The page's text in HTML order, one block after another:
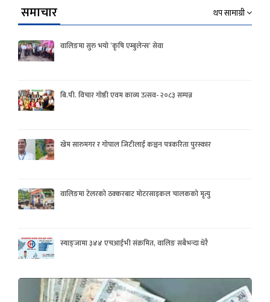
समाचार थप सामाग्री
वालिङमा सुरु भयो ‘कृषि एम्बुलेन्स’ सेवा
बि.पी. विचार गोष्ठी एवम काव्य उत्सव- २०८३ सम्पन्न
खेम सारुमगर र गोपाल जिटीलाई कञ्चन पत्रकरिता पुरस्कार
वालिङमा टेलरको ठक्करबाट मोटरसाइकल चालकको मृत्यु
स्याङ्जामा ३४४ एचआईभी संक्रमित, वालिङ सबैभन्दा धेरै